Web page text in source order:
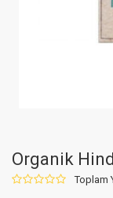
Organik
Toplam